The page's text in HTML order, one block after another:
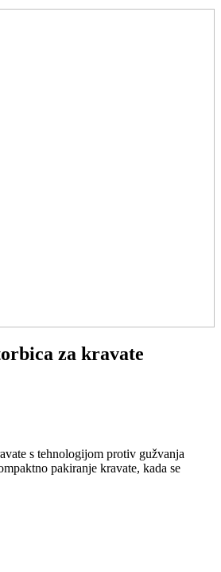
za kravate
s tehnologijom protiv gužvanja
pakiranje kravate, kada se